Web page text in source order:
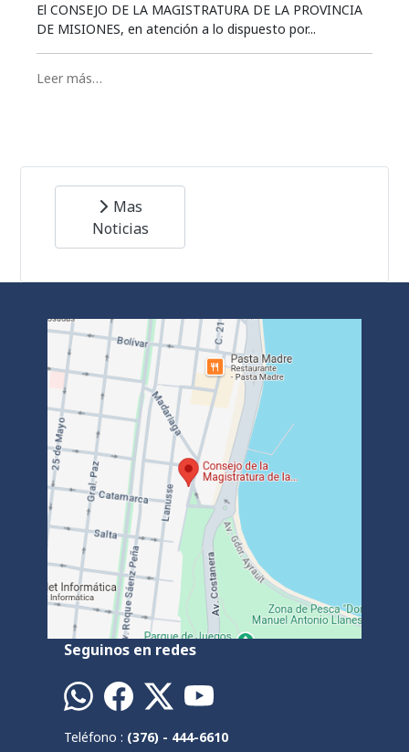
El CONSEJO DE LA MAGISTRATURA DE LA PROVINCIA
DE MISIONES, en atención a lo dispuesto por...
Leer más…
Mas
Noticias
Seguinos en redes
Teléfono : (376) - 444-6610